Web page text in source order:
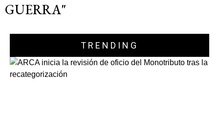
GUERRA"
TRENDING